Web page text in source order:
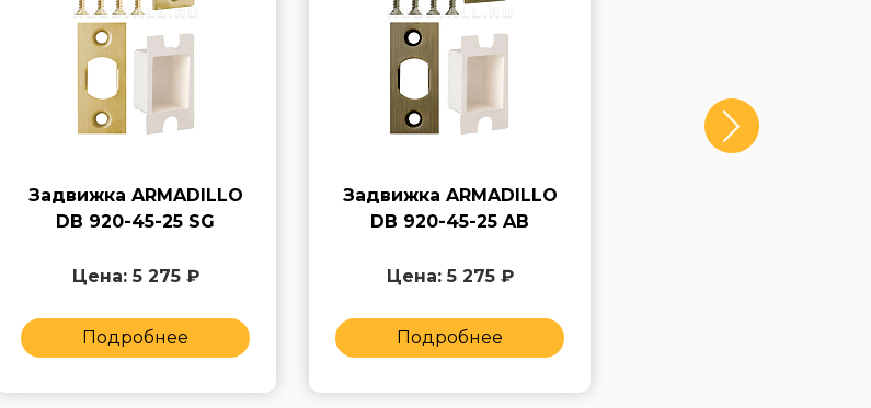
Задвижка ARMADILLO
DB 920-45-25 SG
Цена: 5 275 ₽
Подробнее
Задвижка ARMADILLO
DB 920-45-25 AB
Цена: 5 275 ₽
Подробнее